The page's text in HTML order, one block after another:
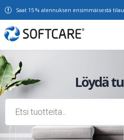
Saat 15 % alennuksen ensimmäisestä
Löydä